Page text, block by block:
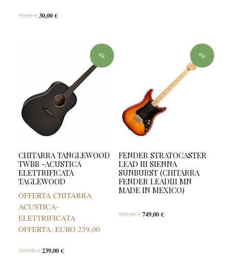
50,00€30,00€
%
CHITARRA TANGLEWOOD
TWBB -ACUSTICA
ELETTRIFICATA
TAGLEWOOD
OFFERTA CHITARRA
ACUSTICA-
ELETTRIFICATA
OFFERTA: EURO 239,00
299,00€239,00€
%
FENDER STRATOCASTER
LEAD III SIENNA
SUNBURST (CHITARRA
FENDER LEADIII MN
MADE IN MEXICO)
900,00€749,00€